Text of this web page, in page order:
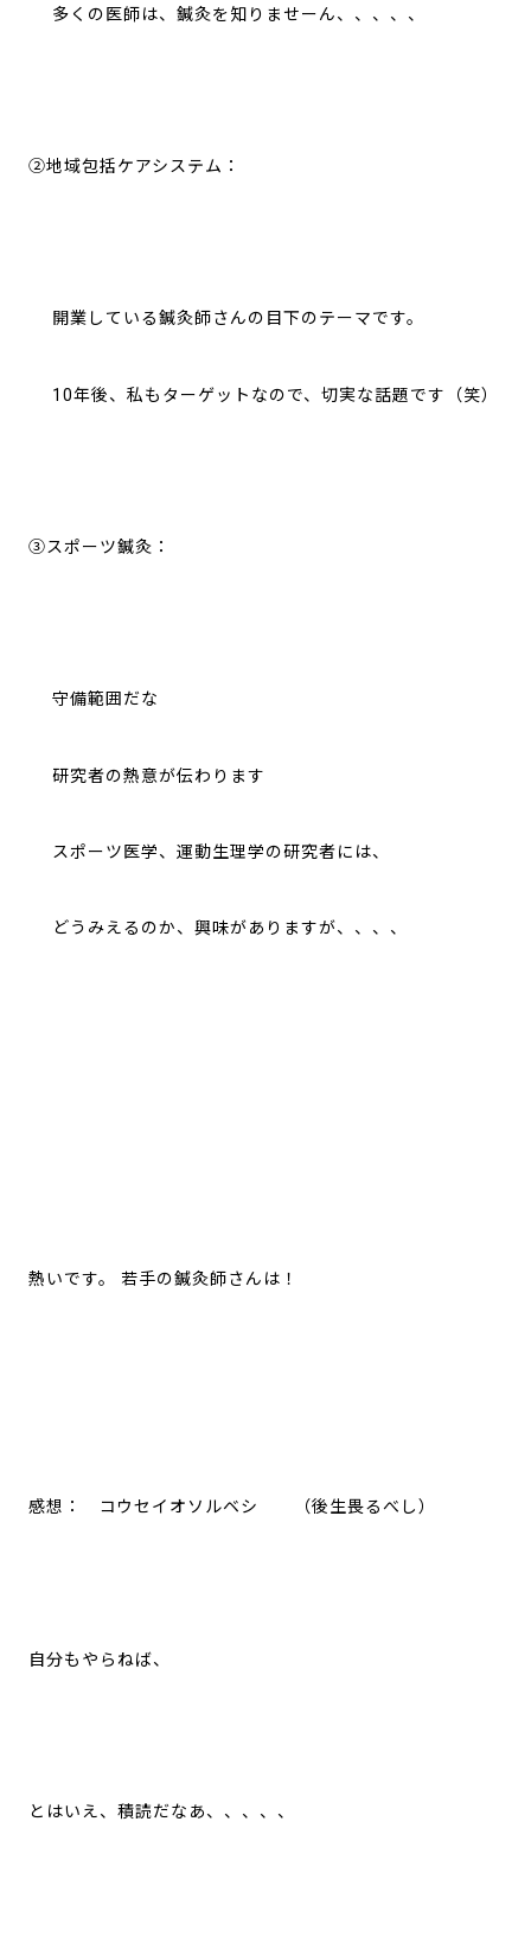
多くの医師は、鍼灸を知りませーん、、、、、
②地域包括ケアシステム：
開業している鍼灸師さんの目下のテーマです。
10年後、私もターゲットなので、切実な話題です（笑）
③スポーツ鍼灸：
守備範囲だな
研究者の熱意が伝わります
スポーツ医学、運動生理学の研究者には、
どうみえるのか、興味がありますが、、、、
熱いです。 若手の鍼灸師さんは！
感想： コウセイオソルベシ （後生畏るべし）
自分もやらねば、
とはいえ、積読だなあ、、、、、